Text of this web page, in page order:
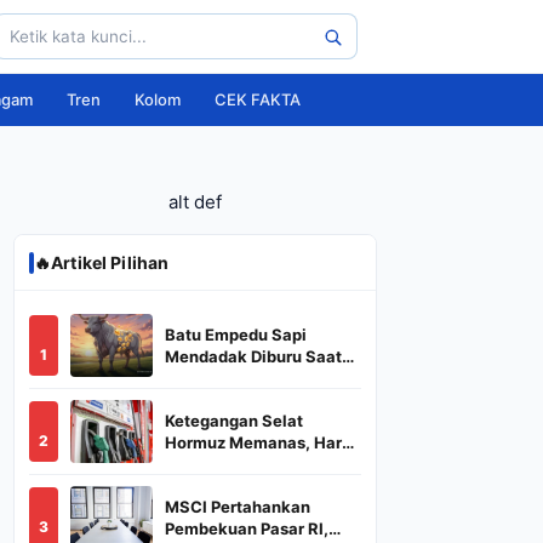
Tren Kolom CEK FAKTA
alt def
🔥Artikel Pilihan
1
Batu Empedu Sapi
Mendadak Diburu Saat
Puluhan Juta
2
Ketegangan Selat
Hormuz Memanas, Harga
3
MSCI Pertahankan
Pembekuan Pasar RI,